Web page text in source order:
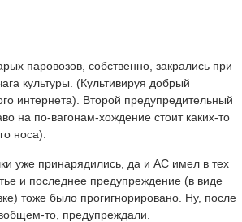
паровозов, собственно, закрались при
культуры. (Культивируя добрый
интернета). Второй предупредительный
на по-вагонам-хождение стоит каких-то
носа).
уже принарядились, да и АС имел в тех
и последнее предупреждение (в виде
тоже было прогигнорировано. Ну, после
то, предупреждали.